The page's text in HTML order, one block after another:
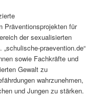
Präventionsprojekten für
der sexualisierten
praevention.de“
sowie Fachkräfte und
Gewalt zu
wahrzunehmen,
und Jungen zu stärken.